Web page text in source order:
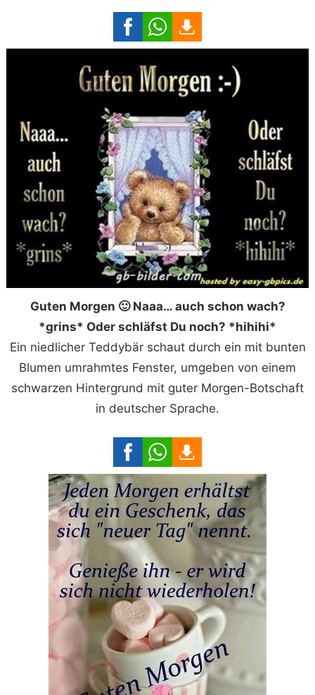
Guten Morgen 🙂 Naaa… auch schon wach?
*grins* Oder schläfst Du noch? *hihihi*
Ein niedlicher Teddybär schaut durch ein mit bunten
Blumen umrahmtes Fenster, umgeben von einem
schwarzen Hintergrund mit guter Morgen-Botschaft
in deutscher Sprache.